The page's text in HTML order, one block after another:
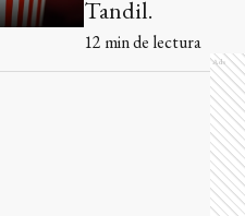
Tandil.
12 min de lectura
Ads